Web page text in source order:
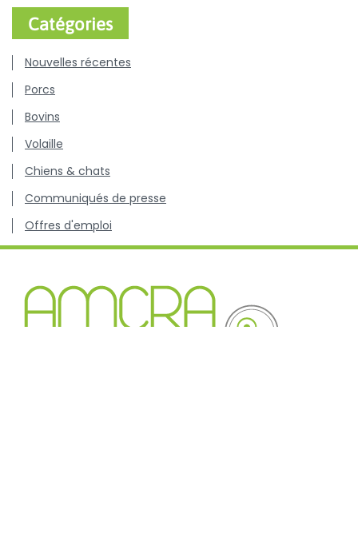
Catégories
Nouvelles récentes
Porcs
Bovins
Volaille
Chiens & chats
Communiqués de presse
Offres d'emploi